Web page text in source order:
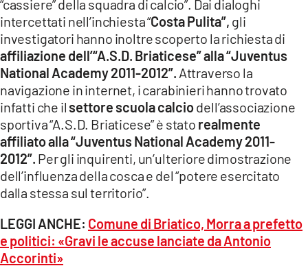
“cassiere” della squadra di calcio”. Dai dialoghi
intercettati nell’inchiesta “Costa Pulita”, gli
investigatori hanno inoltre scoperto la richiesta di
affiliazione dell’“A.S.D. Briaticese” alla “Juventus
National Academy 2011-2012”. Attraverso la
navigazione in internet, i carabinieri hanno trovato
infatti che il settore scuola calciodell’associazione
sportiva “A.S.D. Briaticese” è stato realmente
affiliato alla “Juventus National Academy 2011-
2012”. Per gli inquirenti, un’ulteriore dimostrazione
dell’influenza della cosca e del “potere esercitato
dalla stessa sul territorio”.
LEGGI ANCHE: Comune di Briatico, Morra a prefetto
e politici: «Gravi le accuse lanciate da Antonio
Accorinti»